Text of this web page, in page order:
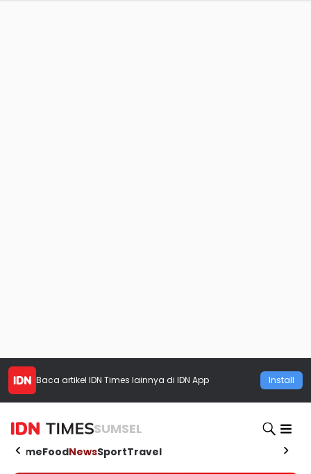
Baca artikel IDN Times lainnya di IDN App Install
SUMSEL
HomeFoodNewsSportTravel